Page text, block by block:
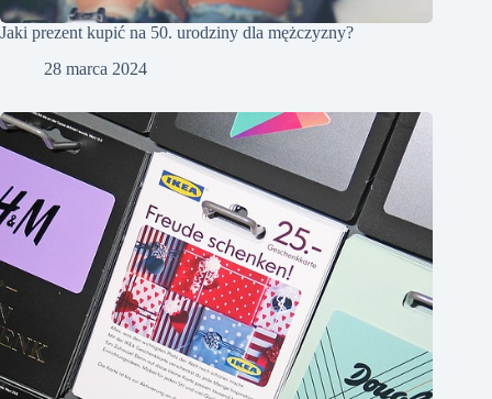
Jaki prezent kupić na 50. urodziny dla mężczyzny?
28 marca 2024